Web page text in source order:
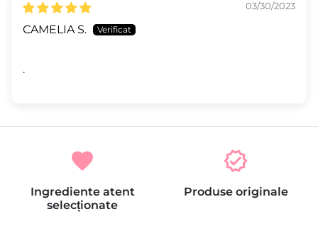
03/30/2023
CAMELIA S.
.
favorite
Ingrediente atent
selecționate
verified
Produse originale